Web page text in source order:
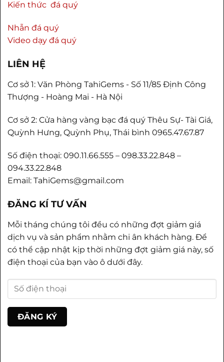
Kiến thức đá quý
Nhẫn đá quý
Video dạy đá quý
LIÊN HỆ
Cơ sở 1: Văn Phòng TahiGems - Số 11/85 Định Công
Thượng - Hoàng Mai - Hà Nội
Cơ sở 2: Cửa hàng vàng bạc đá quý Thêu Sự- Tài Giá,
Quỳnh Hưng, Quỳnh Phụ, Thái bình 0965.47.67.87
Số điện thoại: 090.11.66.555 – 098.33.22.848 –
094.33.22.848
Email: TahiGems@gmail.com
ĐĂNG KÍ TƯ VẤN
Mỗi tháng chúng tôi đều có những đợt giảm giá
dịch vụ và sản phẩm nhằm chi ân khách hàng. Để
có thể cập nhật kịp thời những đợt giảm giá này, số
điện thoại của bạn vào ô dưới đây.